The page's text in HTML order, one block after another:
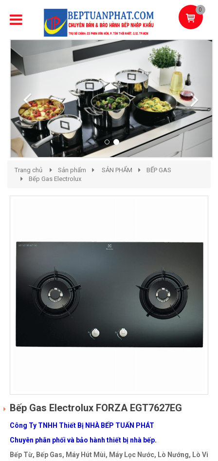
0
Previous
Trang chủ Sản phẩm SẢN PHẨM
BẾP GAS
Bếp Gas Electrolux
Bếp Gas Electrolux FORZA EGT7627EG
Công Ty TNHH Thiết Bị NHÀ BẾP TUẤN PHÁT
Chuyên phân phối và bảo hành thiết bị nhà bếp.
Bếp Từ, Bếp Gas, Máy Hút Mùi, Máy Lọc Nước, Lò Nướng, Lò Vi